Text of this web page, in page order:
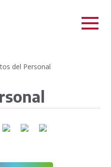
del Personal